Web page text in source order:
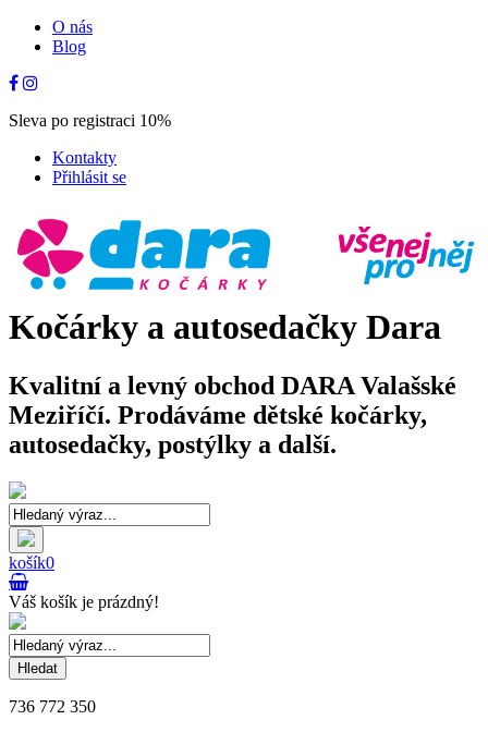
O nás
Blog
Sleva po registraci 10%
Kontakty
Přihlásit se
Kočárky a autosedačky Dara
Kvalitní a levný obchod DARA Valašské
Meziříčí. Prodáváme dětské kočárky,
autosedačky, postýlky a další.
košík0
Váš košík je prázdný!
Hledat
736 772 350